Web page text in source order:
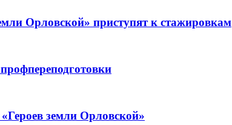
Орловской» приступят к стажировкам
земли Орловской»